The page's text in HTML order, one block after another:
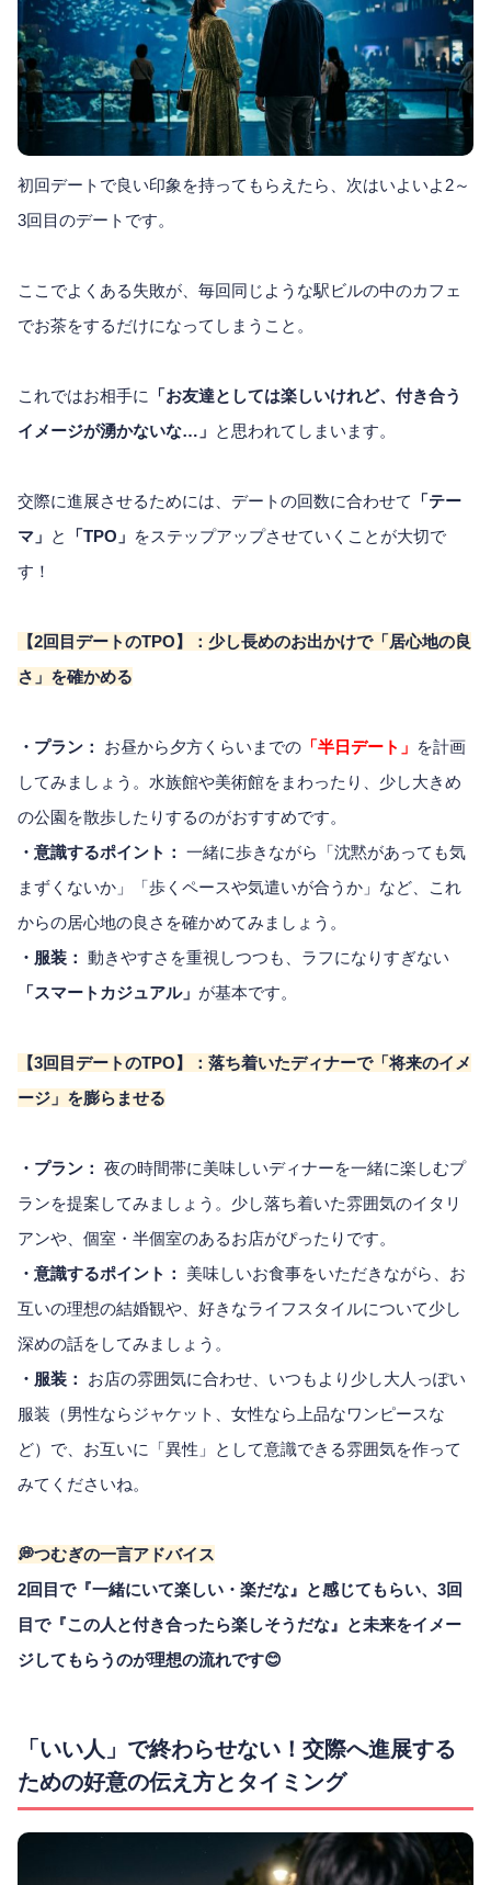
初回デートで良い印象を持ってもらえたら、次はいよいよ2～
3回目のデートです。
ここでよくある失敗が、毎回同じような駅ビルの中のカフェ
でお茶をするだけになってしまうこと。
これではお相手に
「お友達としては楽しいけれど、付き合う
イメージが湧かないな…」 と思われてしまいます。
交際に進展させるためには、デートの回数に合わせて
「テー
マ」 と 「TPO」 をステップアップさせていくことが大切で
す！
【2回目デートのTPO】：少し長めのお出かけで「居心地の良
さ」を確かめる
・プラン： お昼から夕方くらいまでの 「半日デート」 を計画
してみましょう。水族館や美術館をまわったり、少し大きめ
の公園を散歩したりするのがおすすめです。
・意識するポイント： 一緒に歩きながら「沈黙があっても気
まずくないか」「歩くペースや気遣いが合うか」など、これ
からの居心地の良さを確かめてみましょう。
・服装： 動きやすさを重視しつつも、ラフになりすぎない
「スマートカジュアル」 が基本です。
【3回目デートのTPO】：落ち着いたディナーで「将来のイメ
ージ」を膨らませる
・プラン： 夜の時間帯に美味しいディナーを一緒に楽しむプ
ランを提案してみましょう。少し落ち着いた雰囲気のイタリ
アンや、個室・半個室のあるお店がぴったりです。
・意識するポイント：
美味しいお食事をいただきながら、お
互いの理想の結婚観や、好きなライフスタイルについて少し
深めの話をしてみましょう。
・服装：
お店の雰囲気に合わせ、いつもより少し大人っぽい
服装（男性ならジャケット、女性なら上品なワンピースな
ど）で、お互いに「異性」として意識できる雰囲気を作って
みてくださいね。
💭つむぎの一言アドバイス
2回目で『一緒にいて楽しい・楽だな』と感じてもらい、3回
目で『この人と付き合ったら楽しそうだな』と未来をイメー
ジしてもらうのが理想の流れです😊
「いい人」で終わらせない！交際へ進展する
ための好意の伝え方とタイミング